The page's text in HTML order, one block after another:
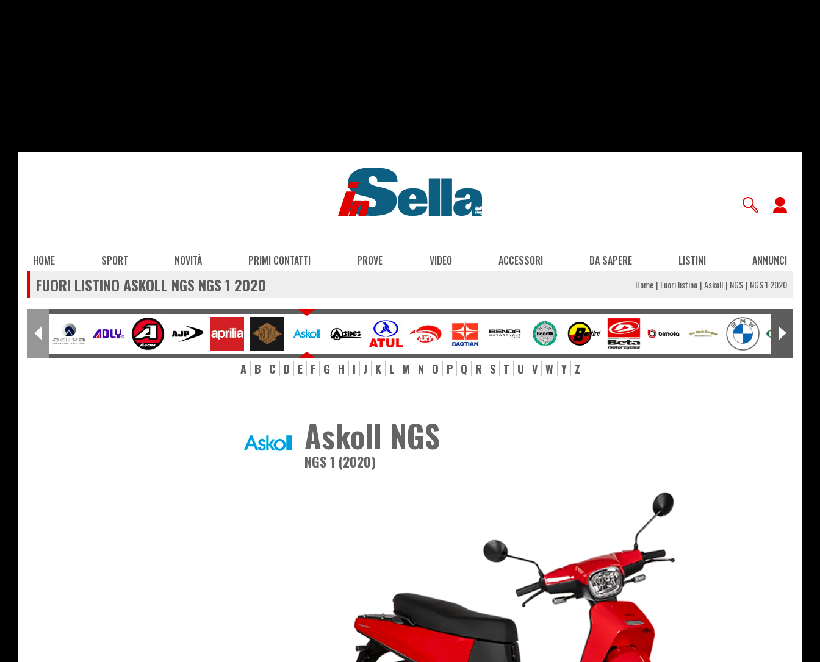
Main
navigation
HOME SPORT NOVITÀ PRIMI CONTATTI PROVE VIDEO ACCESSORI DA SAPERE LISTINI ANNUNCI
FUORI LISTINO ASKOLL NGS NGS 1 2020 Home Fuori listino Askoll NGS NGS 1 2020
A B C D E F G H I J K L M N O P Q R S T U V W Y Z
Askoll NGS
NGS 1 (2020)